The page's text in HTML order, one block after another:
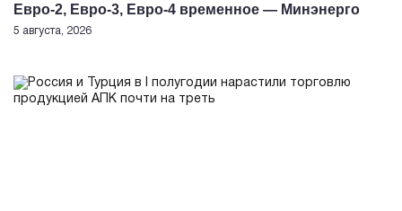
Евро-2, Евро-3, Евро-4 временное — Минэнерго
5 августа, 2026